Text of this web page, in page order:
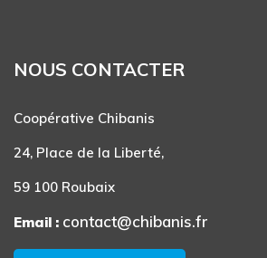
NOUS CONTACTER
Coopérative Chibanis
24, Place de la Liberté,
59 100 Roubaix
Email : contact@chibanis.fr